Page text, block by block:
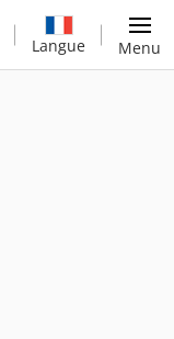
Langue Menu